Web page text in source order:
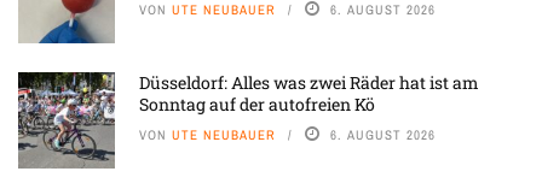
VON UTE NEUBAUER 6. AUGUST 2026
Düsseldorf: Alles was zwei Räder hat ist am
Sonntag auf der autofreien Kö
VON UTE NEUBAUER 6. AUGUST 2026